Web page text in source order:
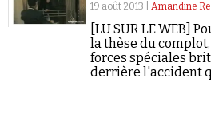
19 août 2013 |Amandine
[LU SUR LE WEB]
la thèse du complot,
forces spéciales
derrière l'accident